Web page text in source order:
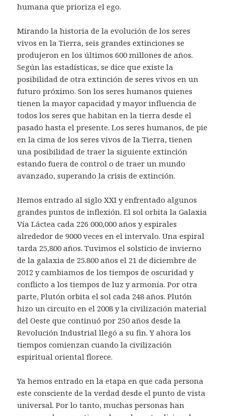
humana que prioriza el ego.
Mirando la historia de la evolución de los seres
vivos en la Tierra, seis grandes extinciones se
produjeron en los últimos 600 millones de años.
Según las estadísticas, se dice que existe la
posibilidad de otra extinción de seres vivos en un
futuro próximo. Son los seres humanos quienes
tienen la mayor capacidad y mayor influencia de
todos los seres que habitan en la tierra desde el
pasado hasta el presente. Los seres humanos, de pie
en la cima de los seres vivos de la Tierra, tienen
una posibilidad de traer la siguiente extinción
estando fuera de control o de traer un mundo
avanzado, superando la crisis de extinción.
Hemos entrado al siglo XXI y enfrentado algunos
grandes puntos de inflexión. El sol orbita la Galaxia
Vía Láctea cada 226 000,000 años y espirales
alrededor de 9000 veces en el intervalo. Una espiral
tarda 25,800 años. Tuvimos el solsticio de invierno
de la galaxia de 25.800 años el 21 de diciembre de
2012 y cambiamos de los tiempos de oscuridad y
conflicto a los tiempos de luz y armonía. Por otra
parte, Plutón orbita el sol cada 248 años. Plutón
hizo un circuito en el 2008 y la civilización material
del Oeste que continuó por 250 años desde la
Revolución Industrial llegó a su fin. Y ahora los
tiempos comienzan cuando la civilización
espiritual oriental florece.
Ya hemos entrado en la etapa en que cada persona
este consciente de la verdad desde el punto de vista
universal. Por lo tanto, muchas personas han